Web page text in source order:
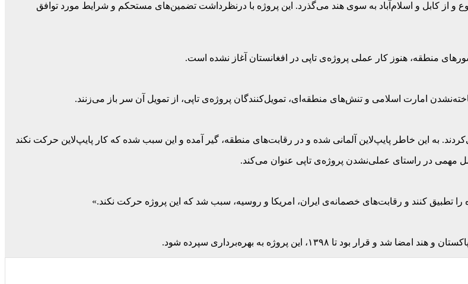
از کابل و اسلام‌آباد به سوی هند می‌گذرد. این پروژه با درنظرداشت تضمین‌های مستحکم و شرایط مورد توافق
منطقه، هنوز کار عملی پروژه‌ی تاپی در افغانستان آغاز نشده است.
امارت اسلامی و تنش‌های منطقه‌ای، تمویل‌کنندگان پروژه‌ی تاپی، از تمویل‌ آن سر باز می‌زنند.
مهمی در راستای عملی‌نشدن پروژه‌ی تاپی عنوان می‌کند.
را تطبیق کنند و رقابت‌های خصمانه‌ی ایران، امریکا و روسیه، سبب شد که این پروژه حرکت نکند.»